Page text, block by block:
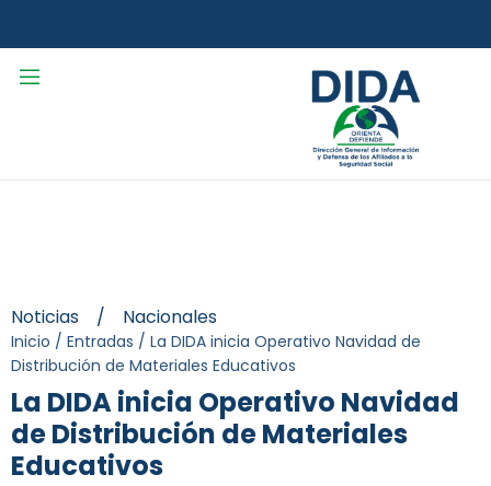
Noticias / Nacionales
Inicio / Entradas / La DIDA inicia Operativo Navidad de
Distribución de Materiales Educativos
La DIDA inicia Operativo Navidad
de Distribución de Materiales
Educativos